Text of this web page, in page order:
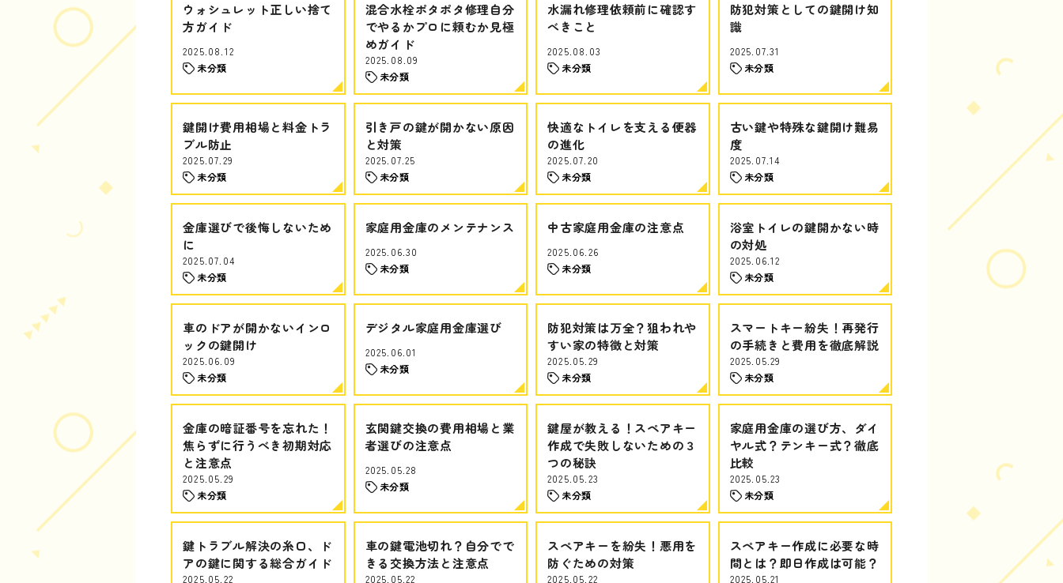
ウォシュレット正しい捨て
方ガイド
2025.08.12
未分類
混合水栓ポタポタ修理自分
でやるかプロに頼むか見極
めガイド
2025.08.09
未分類
水漏れ修理依頼前に確認す
べきこと
2025.08.03
未分類
防犯対策としての鍵開け知
識
2025.07.31
未分類
鍵開け費用相場と料金トラ
ブル防止
2025.07.29
未分類
引き戸の鍵が開かない原因
と対策
2025.07.25
未分類
快適なトイレを支える便器
の進化
2025.07.20
未分類
古い鍵や特殊な鍵開け難易
度
2025.07.14
未分類
金庫選びで後悔しないため
に
2025.07.04
未分類
家庭用金庫のメンテナンス
2025.06.30
未分類
中古家庭用金庫の注意点
2025.06.26
未分類
浴室トイレの鍵開かない時
の対処
2025.06.12
未分類
車のドアが開かないインロ
ックの鍵開け
2025.06.09
未分類
デジタル家庭用金庫選び
2025.06.01
未分類
防犯対策は万全？狙われや
すい家の特徴と対策
2025.05.29
未分類
スマートキー紛失！再発行
の手続きと費用を徹底解説
2025.05.29
未分類
金庫の暗証番号を忘れた！
焦らずに行うべき初期対応
と注意点
2025.05.29
未分類
玄関鍵交換の費用相場と業
者選びの注意点
2025.05.28
未分類
鍵屋が教える！スペアキー
作成で失敗しないための３
つの秘訣
2025.05.23
未分類
家庭用金庫の選び方、ダイ
ヤル式？テンキー式？徹底
比較
2025.05.23
未分類
鍵トラブル解決の糸口、ド
アの鍵に関する総合ガイド
2025.05.22
車の鍵電池切れ？自分でで
きる交換方法と注意点
2025.05.22
スペアキーを紛失！悪用を
防ぐための対策
2025.05.22
スペアキー作成に必要な時
間とは？即日作成は可能？
2025.05.21